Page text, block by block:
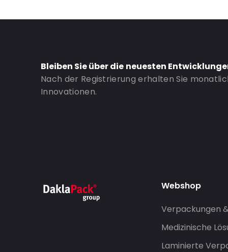
Bleiben Sie über die neuesten
Nach der Registrierung erhalten Sie
Innovationen.
Webshop
Verpackungen
Medizinische
Laminierte